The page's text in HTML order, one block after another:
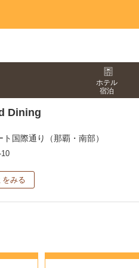
ホテル
宿泊
Dining
国際通り（那覇・南部）
をみる